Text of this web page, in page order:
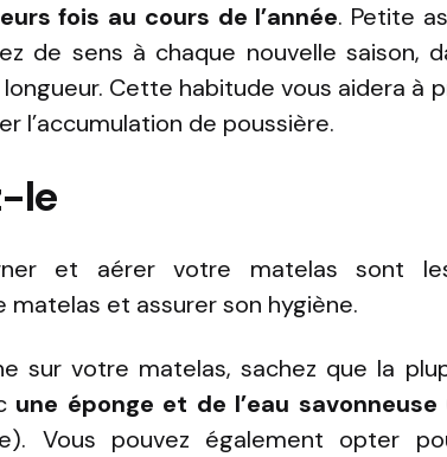
fois au cours de l’année. Petite
de sens à chaque nouvelle saison,
Cette habitude vous aidera à
l’accumulation de poussière.
le
et aérer votre matelas sont
et assurer son hygiène.
sur votre matelas, sachez que la
une éponge et de l’eau savonneuse
Vous pouvez également opter